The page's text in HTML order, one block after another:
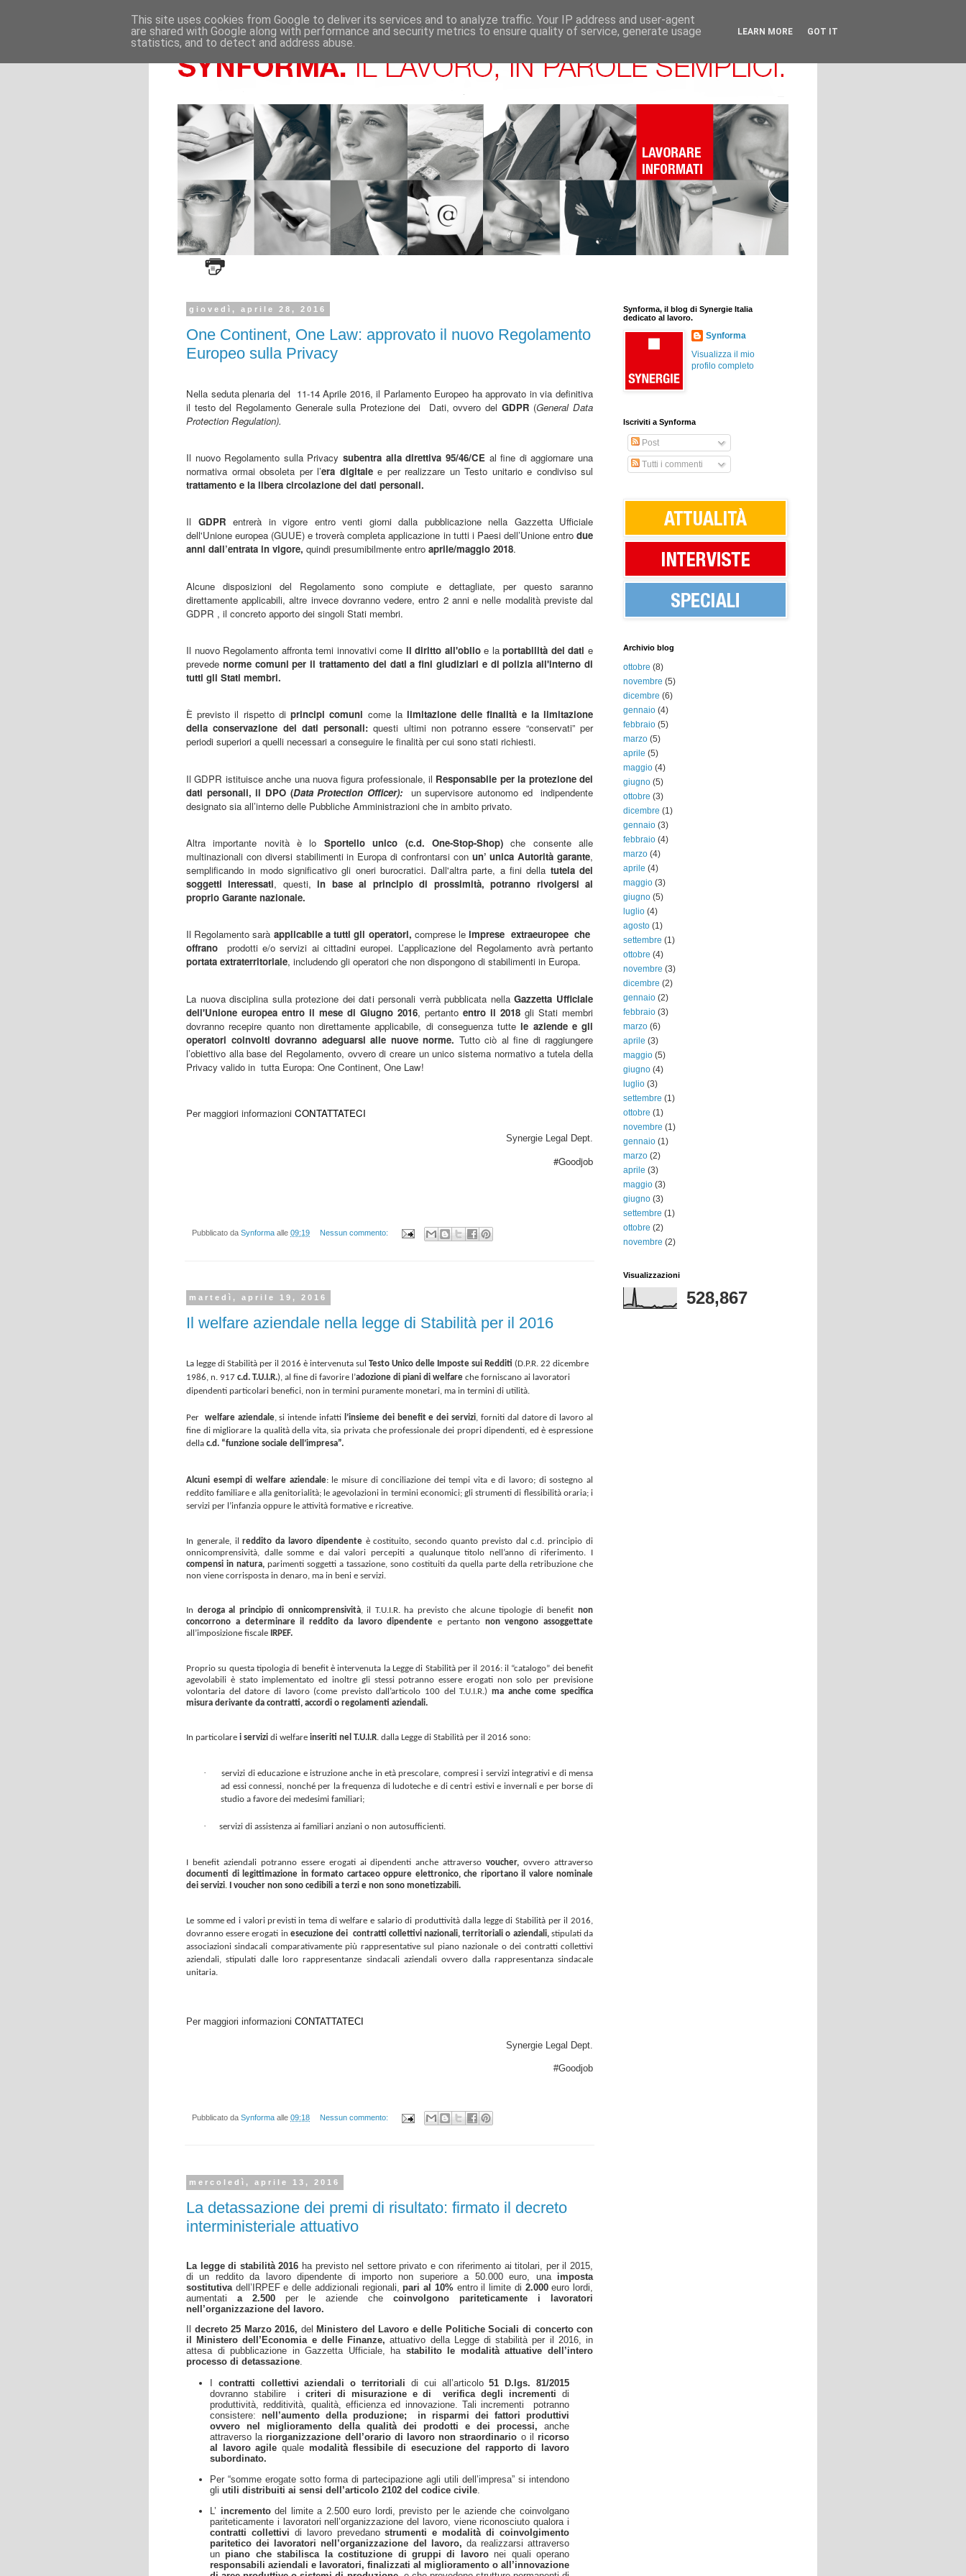
giovedì, aprile 28, 2016
One Continent, One Law: approvato il nuovo Regolamento
Europeo sulla Privacy
Nella seduta plenaria del 11-14 Aprile 2016, il Parlamento Europeo ha approvato in via definitiva
il testo del Regolamento Generale sulla Protezione dei
Dati, ovvero del GDPR (General Data
Protection Regulation).
Il nuovo Regolamento sulla Privacysubentra alla direttiva 95/46/CEal fine di aggiornare una
normativa ormai obsoleta per l’era digitale e per realizzare un Testo unitario e condiviso sul
trattamento e la libera circolazione dei dati personali.
Il GDPR entrerà in vigore entro venti giorni dalla pubblicazione nella Gazzetta Ufficiale
dell'Unione europea (GUUE) e troverà completa applicazione in tutti i Paesi dell’Unione entro due
anni dall’entrata in vigore, quindi presumibilmente entro aprile/maggio 2018.
Alcune disposizioni del Regolamento sono compiute e dettagliate, per questo saranno
direttamente applicabili, altre invece dovranno vedere, entro 2 anni e nelle modalità previste dal
GDPR , il concreto apporto dei singoli Stati membri.
Il nuovo Regolamento affronta temi innovativi come il diritto all'oblioe laportabilità dei dati e
prevede norme comuni per il trattamento dei dati a fini giudiziari e di polizia all'interno di
tutti gli Stati membri.
È previsto il rispetto diprincipi comuni come la limitazione delle finalità e la limitazione
della conservazione dei dati personali:questi ultimi non potranno essere “conservati” per
periodi superiori a quelli necessari a conseguire le finalità per cui sono stati richiesti.
Il GDPR istituisce anche una nuova figura professionale, il Responsabile per la protezione dei
dati personali, il DPO (Data Protection Officer): un supervisore autonomo ed indipendente
designato sia all’interno delle Pubbliche Amministrazioni che in ambito privato.
Altra importante novità è lo Sportello unico (c.d. One-Stop-Shop)che consente alle
multinazionali con diversi stabilimenti in Europa di confrontarsi con un’ unica Autorità garante,
semplificando in modo significativo gli oneri burocratici. Dall'altra parte, a fini della tutela dei
soggetti interessati, questi, in base al principio di prossimità, potranno rivolgersi al
proprio Garante nazionale.
Il Regolamento sarà applicabile a tutti gli operatori, comprese leimprese extraeuropee che
offrano
prodotti e/o servizi ai cittadini europei. L’applicazione del Regolamento avrà pertanto
portata extraterritoriale, includendo gli operatori che non dispongono di stabilimenti in Europa.
La nuova disciplina sulla protezione dei dati personali verrà pubblicata nellaGazzetta Ufficiale
dell'Unione europea entro il mese di Giugno 2016, pertanto entro il 2018 gli Stati membri
dovranno recepire quanto non direttamente applicabile, di conseguenza tuttele aziende e gli
operatori coinvolti dovranno adeguarsi alle nuove norme. Tutto ciò al fine di raggiungere
l’obiettivo alla base del Regolamento, ovvero di creare un unico sistema normativo a tutela della
Privacy valido in tutta Europa: One Continent, One Law!
Per maggiori informazioni CONTATTATECI
Synergie Legal Dept.
#Goodjob
Pubblicato da Synforma alle 09:19 Nessun commento:
martedì, aprile 19, 2016
Il welfare aziendale nella legge di Stabilità per il 2016
La legge di Stabilità per il 2016 è intervenuta sul Testo Unico delle Imposte sui Redditi (D.P.R. 22 dicembre
1986, n. 917 c.d. T.U.I.R.), al fine di favorire l’adozione di piani di welfare che forniscano ai lavoratori
dipendenti particolari benefici, non in termini puramente monetari, ma in termini di utilità.
Per welfare aziendale, si intende infatti l’insieme dei benefit e dei servizi, forniti dal datore di lavoro al
fine di migliorare la qualità della vita, sia privata che professionale dei propri dipendenti, ed è espressione
della c.d. “funzione sociale dell’impresa”.
Alcuni esempi di welfare aziendale: le misure di conciliazione dei tempi vita e di lavoro; di sostegno al
reddito familiare e alla genitorialità; le agevolazioni in termini economici; gli strumenti di flessibilità oraria; i
servizi per l’infanzia oppure le attività formative e ricreative.
In generale, ilreddito da lavoro dipendenteè costituito, secondo quanto previsto dal c.d. principio di
onnicomprensività, dalle somme e dai valori percepiti a qualunque titolo nell’anno di riferimento. I
compensi in natura, parimenti soggetti a tassazione, sono costituiti da quella parte della retribuzione che
non viene corrisposta in denaro, ma in beni e servizi.
In deroga al principio di onnicomprensività, il T.U.I.R. ha previsto che alcune tipologie di benefitnon
concorrono a determinare il reddito da lavoro dipendente e pertanto non vengono assoggettate
all’imposizione fiscale IRPEF.
Proprio su questa tipologia di benefit è intervenuta la Legge di Stabilità per il 2016: il “catalogo” dei benefit
agevolabili è stato implementato ed inoltre gli stessi potranno essere erogati non solo per previsione
volontaria del datore di lavoro (come previsto dall’articolo 100 del T.U.I.R.)ma anche come specifica
misura derivante da contratti, accordi o regolamenti aziendali.
In particolare i servizi di welfare inseriti nel T.U.I.R. dalla Legge di Stabilità per il 2016 sono:
·
servizi di educazione e istruzione anche in età prescolare, compresi i servizi integrativi e di mensa
ad essi connessi, nonché per la frequenza di ludoteche e di centri estivi e invernali e per borse di
studio a favore dei medesimi familiari;
· servizi di assistenza ai familiari anziani o non autosufficienti.
I benefit aziendali potranno essere erogati ai dipendenti anche attraversovoucher, ovvero attraverso
documenti di legittimazione in formato cartaceo oppure elettronico, che riportano il valore nominale
dei servizi. I voucher non sono cedibili a terzi e non sono monetizzabili.
Le somme ed i valori previsti in tema di welfare e salario di produttività dalla legge di Stabilità per il 2016,
dovranno essere erogati in esecuzione dei contratti collettivi nazionali, territoriali o aziendali, stipulati da
associazioni sindacali comparativamente più rappresentative sul piano nazionale o dei contratti collettivi
aziendali, stipulati dalle loro rappresentanze sindacali aziendali ovvero dalla rappresentanza sindacale
unitaria.
Per maggiori informazioni CONTATTATECI
Synergie Legal Dept.
#Goodjob
Pubblicato da Synforma alle 09:18 Nessun commento:
mercoledì, aprile 13, 2016
La detassazione dei premi di risultato: firmato il decreto
interministeriale attuativo
La legge di stabilità 2016 ha previsto nel settore privato e con riferimento ai titolari, per il 2015,
di un reddito da lavoro dipendente di importo non superiore a 50.000 euro, una imposta
sostitutivadell’IRPEF e delle addizionali regionali,pari al 10% entro il limite di 2.000euro lordi,
aumentati a 2.500 per le aziende che coinvolgono pariteticamente i lavoratori
nell’organizzazione del lavoro.
decreto 25 Marzo 2016, del Ministero del Lavoro e delle Politiche Sociali di concerto con
il Ministero dell’Economia e delle Finanze, attuativo della Legge di stabilità per il 2016, in
attesa di pubblicazione in Gazzetta Ufficiale, ha stabilito le modalità attuative dell’intero
processo di detassazione.
I contratti collettivi aziendali o territoriali di cui all’articolo51 D.lgs. 81/2015
dovranno stabilire
i criteri di misurazione e di verifica degli incrementidi
produttività, redditività, qualità, efficienza ed innovazione. Tali incrementi
potranno
consistere: nell’aumento della produzione;
in risparmi dei fattori produttivi
ovvero nel miglioramento della qualità dei prodotti e dei processi, anche
attraverso lariorganizzazione dell’orario di lavoro non straordinario o ilricorso
al lavoro agile quale modalità flessibile di esecuzione del rapporto di lavoro
subordinato.
Per “somme erogate sotto forma di partecipazione agli utili dell’impresa” si intendono
gli utili distribuiti ai sensi dell’articolo 2102 del codice civile.
L’ incrementodel limite a 2.500 euro lordi, previsto per le aziende che coinvolgano
pariteticamente i lavoratori nell’organizzazione del lavoro, viene riconosciuto qualora i
contratti collettivi di lavoro prevedanostrumenti e modalità di coinvolgimento
paritetico dei lavoratori nell’organizzazione del lavoro, da realizzarsi attraverso
unpiano che stabilisca la costituzione di gruppi di lavoronei quali operano
responsabili aziendali e lavoratori, finalizzati al miglioramento o all’innovazione
Synforma, il blog di Synergie Italia
dedicato al lavoro.
Synforma
Visualizza il mio
profilo completo
Iscriviti a Synforma
Post
Tutti i commenti
Archivio blog
ottobre (8)
novembre (5)
dicembre (6)
gennaio (4)
febbraio (5)
marzo (5)
aprile (5)
maggio (4)
giugno (5)
ottobre (3)
dicembre (1)
gennaio (3)
febbraio (4)
marzo (4)
aprile (4)
maggio (3)
giugno (5)
luglio (4)
agosto (1)
settembre (1)
ottobre (4)
novembre (3)
dicembre (2)
gennaio (2)
febbraio (3)
marzo (6)
aprile (3)
maggio (5)
giugno (4)
luglio (3)
settembre (1)
ottobre (1)
novembre (1)
gennaio (1)
marzo (2)
aprile (3)
maggio (3)
giugno (3)
settembre (1)
ottobre (2)
novembre (2)
Visualizzazioni
528,867
This site uses cookies from Google to deliver its services and to analyze traffic. Your IP address and user-agent
are shared with Google along with performance and security metrics to ensure quality of service, generate usage
statistics, and to detect and address abuse.
LEARN MORE GOT IT